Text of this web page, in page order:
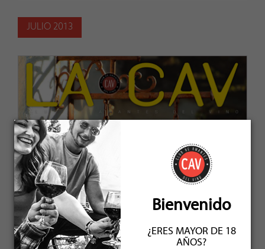
JULIO 2013
Bienvenido
¿ERES MAYOR DE 18
AÑOS?